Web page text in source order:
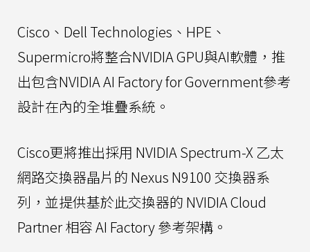
Cisco、Dell Technologies、HPE、
Supermicro將整合NVIDIA GPU與AI軟體，推
出包含NVIDIA AI Factory for Government參考
設計在內的全堆疊系統。
Cisco更將推出採用 NVIDIA Spectrum-X 乙太
網路交換器晶片的 Nexus N9100 交換器系
列，並提供基於此交換器的 NVIDIA Cloud
Partner 相容 AI Factory 參考架構。